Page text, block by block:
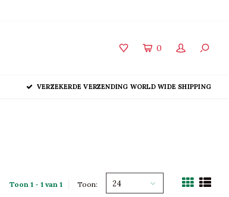
0
VERZEKERDE VERZENDING WORLD WIDE SHIPPING
Toon 1 - 1 van 1 Toon: 24